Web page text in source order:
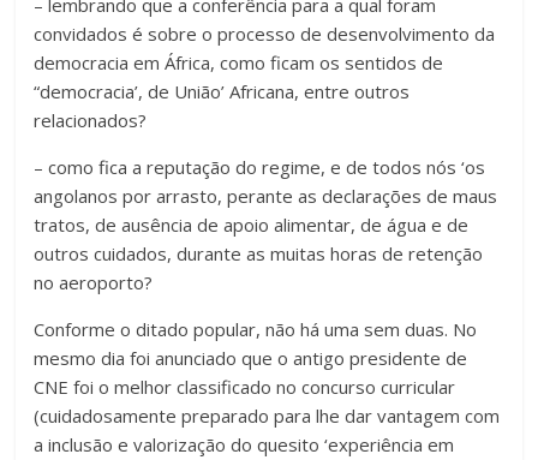
– lembrando que a conferência para a qual foram
convidados é sobre o processo de desenvolvimento da
democracia em África, como ficam os sentidos de
“democracia’, de União’ Africana, entre outros
relacionados?
– como fica a reputação do regime, e de todos nós ‘os
angolanos por arrasto, perante as declarações de maus
tratos, de ausência de apoio alimentar, de água e de
outros cuidados, durante as muitas horas de retenção
no aeroporto?
Conforme o ditado popular, não há uma sem duas. No
mesmo dia foi anunciado que o antigo presidente de
CNE foi o melhor classificado no concurso curricular
(cuidadosamente preparado para lhe dar vantagem com
a inclusão e valorização do quesito ‘experiência em